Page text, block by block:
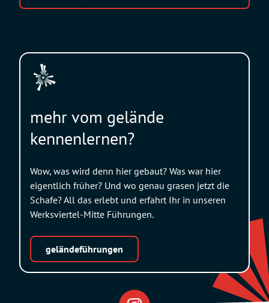
mehr vom gelände
kennenlernen?
Wow, was wird denn hier gebaut? Was war hier
eigentlich früher? Und wo genau grasen jetzt die
Schafe? All das erlebt und erfahrt Ihr in unseren
Werksviertel-Mitte Führungen.
geländeführungen